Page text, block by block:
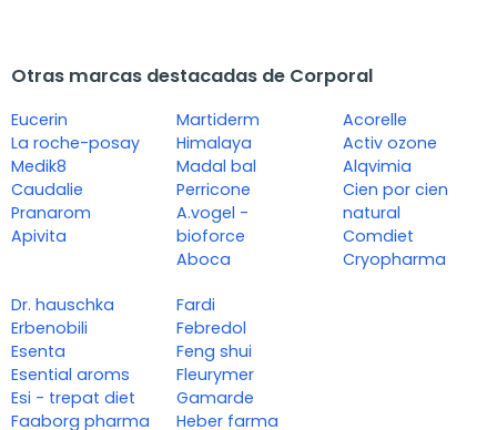
Otras marcas destacadas de Corporal
Eucerin
La roche-posay
Medik8
Caudalie
Pranarom
Apivita
Martiderm
Himalaya
Madal bal
Perricone
A.vogel -
bioforce
Aboca
Acorelle
Activ ozone
Alqvimia
Cien por cien
natural
Comdiet
Cryopharma
Dr. hauschka
Erbenobili
Esenta
Esential aroms
Esi - trepat diet
Faaborg pharma
Fardi
Febredol
Feng shui
Fleurymer
Gamarde
Heber farma